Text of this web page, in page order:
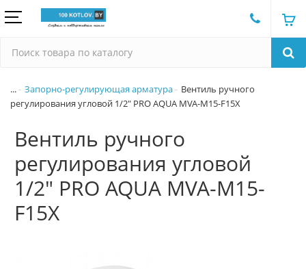
... Запорно-регулирующая арматура
Вентиль ручного
регулирования угловой 1/2" PRO AQUA MVA-M15-F15X
Вентиль ручного
регулирования угловой
1/2" PRO AQUA MVA-M15-
F15X